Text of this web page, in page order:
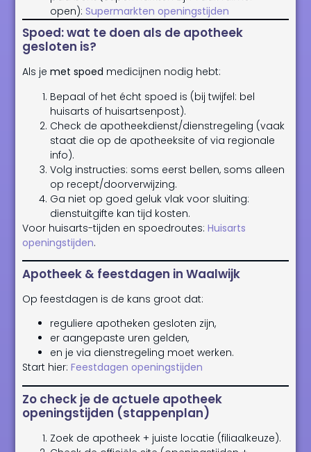
open):Supermarkten openingstijden
Spoed: wat te doen als de apotheek
gesloten is?
Als jemet spoed medicijnen nodig hebt:
Bepaal of het écht spoed is (bij twijfel: bel
huisarts of huisartsenpost).
Check de apotheekdienst/dienstregeling (vaak
staat die op de apotheeksite of via regionale
info).
Volg instructies: soms eerst bellen, soms alleen
op recept/doorverwijzing.
Ga niet op goed geluk vlak voor sluiting:
dienstuitgifte kan tijd kosten.
Voor huisarts-tijden en spoedroutes:Huisarts
openingstijden.
Apotheek & feestdagen in Waalwijk
Op feestdagen is de kans groot dat:
reguliere apotheken gesloten zijn,
er aangepaste uren gelden,
en je via dienstregeling moet werken.
Start hier:Feestdagen openingstijden
Zo check je de actuele apotheek
openingstijden (stappenplan)
Zoek de apotheek + juiste locatie (filiaalkeuze).